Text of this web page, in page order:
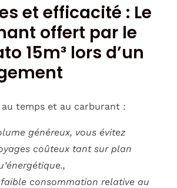
et efficacité : Le
offert par le
15m³ lors d’un
au temps et au carburant :
généreux, vous évitez
coûteux tant sur plan
faible consommation relative au